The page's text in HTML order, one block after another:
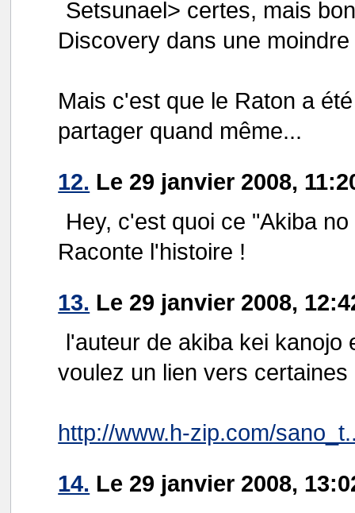
Setsunael> certes, mais
Discovery dans une
Mais c'est que le Raton a
partager quand même...
12. Le 29 janvier 2008,
Hey, c'est quoi ce "Akiba
Raconte l'histoire !
13. Le 29 janvier 2008,
l'auteur de akiba kei kanojo
voulez un lien vers
http://www.h-zip.com/
14. Le 29 janvier 2008,